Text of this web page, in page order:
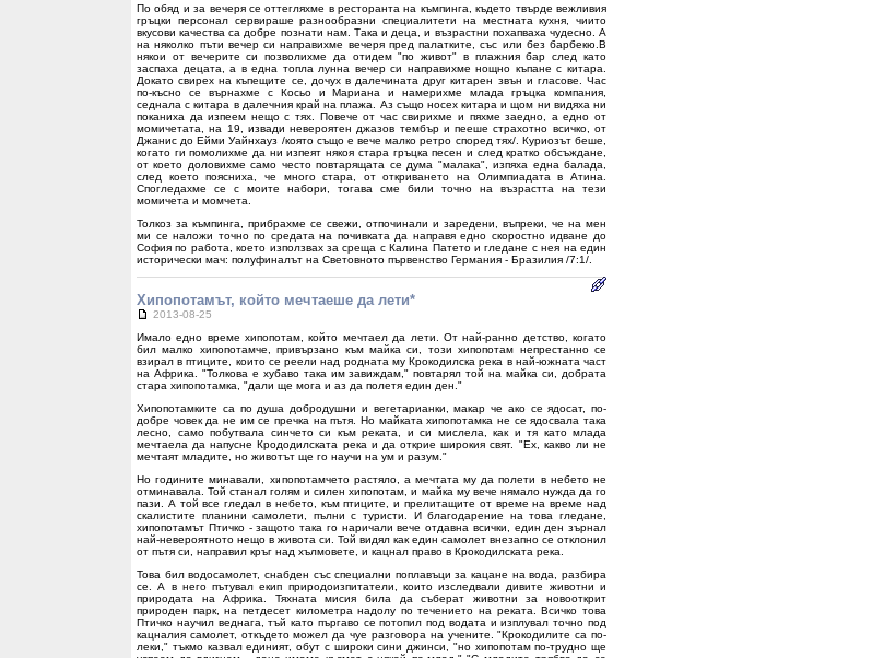
По обяд и за вечеря се оттегляхме в ресторанта на къмпинга, където твърде вежливия
гръцки персонал сервираше разнообразни специалитети на местната кухня, чиито
вкусови качества са добре познати нам. Така и деца, и възрастни похапваха чудесно. А
на няколко пъти вечер си направихме вечеря пред палатките, със или без барбекю.В
някои от вечерите си позволихме да отидем "по живот" в плажния бар след като
заспаха децата, а в една топла лунна вечер си направихме нощно къпане с китара.
Докато свирех на къпещите се, дочух в далечината друг китарен звън и гласове. Час
по-късно се върнахме с Косьо и Мариана и намерихме млада гръцка компания,
седнала с китара в далечния край на плажа. Аз също носех китара и щом ни видяха ни
поканиха да изпеем нещо с тях. Повече от час свирихме и пяхме заедно, а едно от
момичетата, на 19, извади невероятен джазов тембър и пееше страхотно всичко, от
Джанис до Ейми Уайнхауз /която също е вече малко ретро според тях/. Куриозът беше,
когато ги помолихме да ни изпеят някоя стара гръцка песен и след кратко обсъждане,
от което доловихме само често повтарящата се дума "малака", изпяха една балада,
след което поясниха, че много стара, от откриването на Олимпиадата в Атина.
Спогледахме се с моите набори, тогава сме били точно на възрастта на тези
момичета и момчета.
Толкоз за къмпинга, прибрахме се свежи, отпочинали и заредени, въпреки, че на мен
ми се наложи точно по средата на почивката да направя едно скоростно идване до
София по работа, което използвах за среща с Калина Патето и гледане с нея на един
исторически мач: полуфиналът на Световното първенство Германия - Бразилия /7:1/.
Хипопотамът, който мечтаеше да лети*
2013-08-25
Имало едно време хипопотам, който мечтаел да лети. От най-ранно детство, когато
бил малко хипопотамче, привързано към майка си, този хипопотам непрестанно се
взирал в птиците, които се реели над родната му Крокодилска река в най-южната част
на Африка. "Толкова е хубаво така им завиждам," повтарял той на майка си, добрата
стара хипопотамка, "дали ще мога и аз да полетя един ден."
Хипопотамките са по душа добродушни и вегетарианки, макар че ако се ядосат, по-
добре човек да не им се пречка на пътя. Но майката хипопотамка не се ядосвала така
лесно, само побутвала синчето си към реката, и си мислела, как и тя като млада
мечтаела да напусне Крододилската река и да открие широкия свят. "Ех, какво ли не
мечтаят младите, но животът ще го научи на ум и разум."
Но годините минавали, хипопотамчето растяло, а мечтата му да полети в небето не
отминавала. Той станал голям и силен хипопотам, и майка му вече нямало нужда да го
пази. А той все гледал в небето, към птиците, и прелитащите от време на време над
скалистите планини самолети, пълни с туристи. И благодарение на това гледане,
хипопотамът Птичко - защото така го наричали вече отдавна всички, един ден зърнал
най-невероятното нещо в живота си. Той видял как един самолет внезапно се отклонил
от пътя си, направил кръг над хълмовете, и кацнал право в Крокодилската река.
Това бил водосамолет, снабден със специални поплавъци за кацане на вода, разбира
се. А в него пътувал екип природоизпитатели, които изследвали дивите животни и
природата на Африка. Тяхната мисия била да съберат животни за новооткрит
природен парк, на петдесет километра надолу по течението на реката. Всичко това
Птичко научил веднага, тъй като пъргаво се потопил под водата и изплувал точно под
кацналия самолет, откъдето можел да чуе разговора на учените. "Крокодилите са по-
леки," тъкмо казвал единият, обут с широки сини джинси, "но хипопотам по-трудно ще